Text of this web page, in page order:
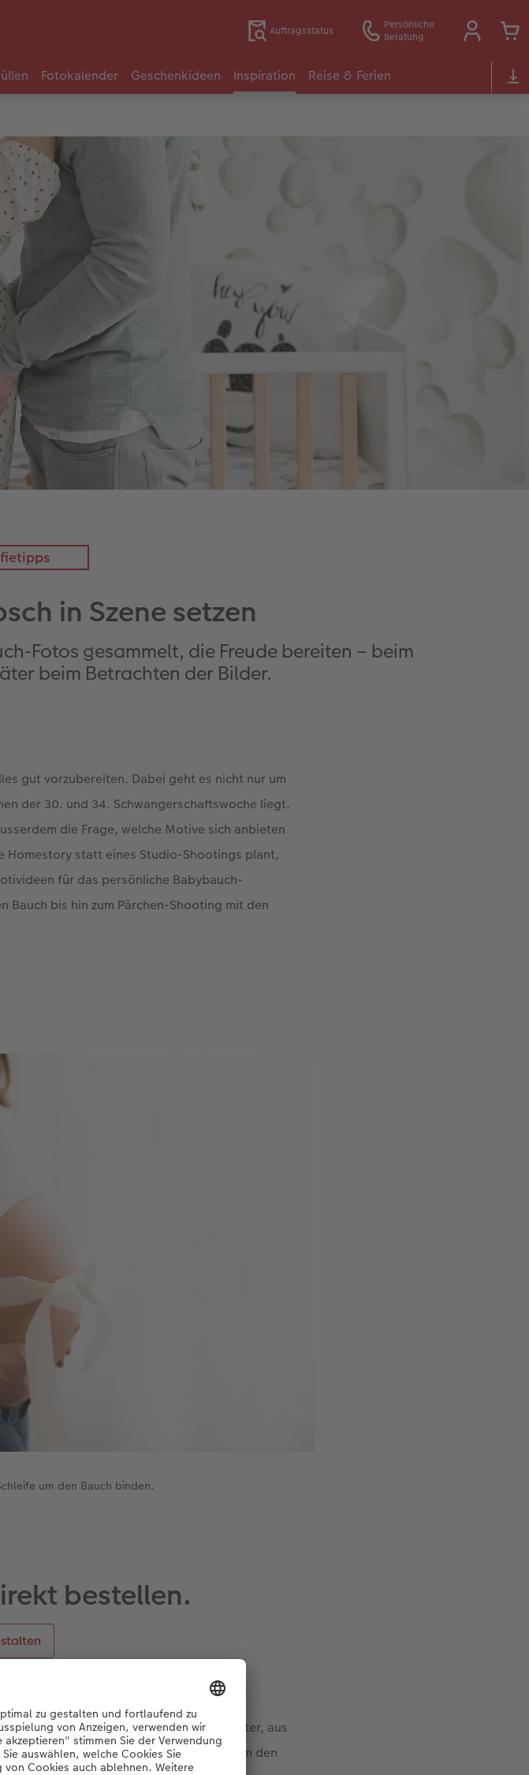
Auftragsstatus
Persönliche
Beratung
Fotokalender Geschenkideen Inspiration Reise & Ferien
in Szene setzen
Fotos gesammelt, die Freude bereiten – beim
beim Betrachten der Bilder.
gut vorzubereiten. Dabei geht es nicht nur um
der 30. und 34. Schwangerschaftswoche liegt.
die Frage, welche Motive sich anbieten
Homestory statt eines Studio-Shootings plant,
für das persönliche Babybauch-
Bauch bis hin zum Pärchen-Shooting mit den
um den Bauch binden.
bestellen.
macht aus zwei Menschen Mutter und Vater, aus
für die werdenden Eltern. Die Schleife um den